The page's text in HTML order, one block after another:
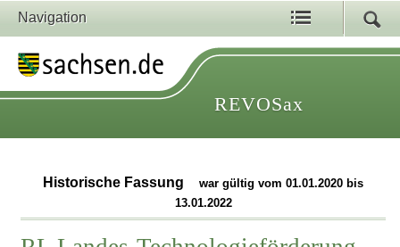
Navigation
REVOSax
Historische Fassung
war gültig vom 01.01.2020 bis
13.01.2022